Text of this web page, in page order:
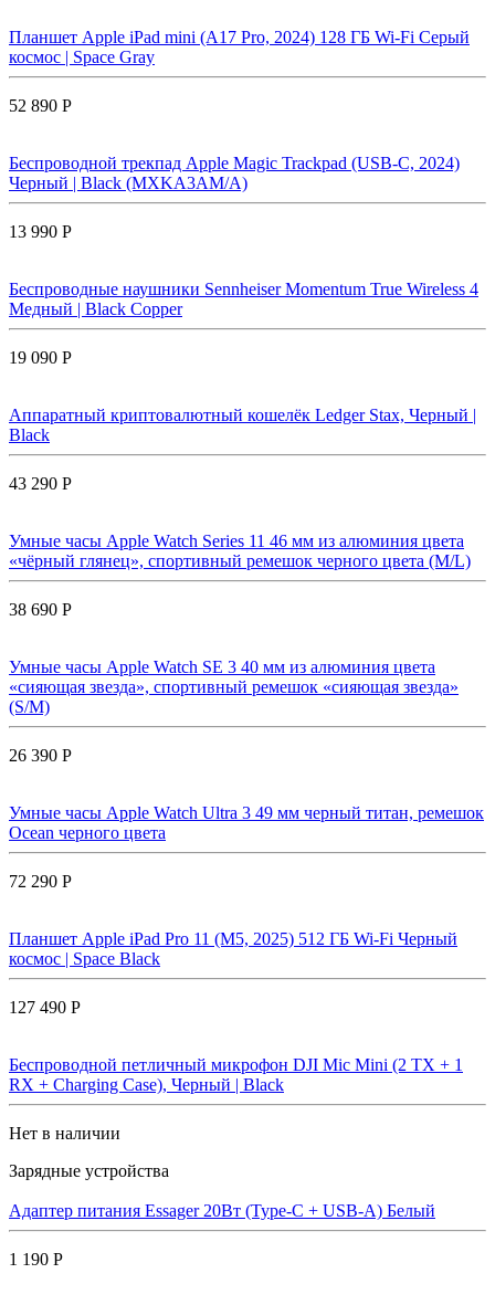
Планшет Apple iPad mini (A17 Pro, 2024) 128 ГБ Wi-Fi Cерый
космос | Space Gray
52 890 Р
Беспроводной трекпад Apple Magic Trackpad (USB-C, 2024)
Черный | Black (MXKA3AM/A)
13 990 Р
Беспроводные наушники Sennheiser Momentum True Wireless 4
Медный | Black Copper
19 090 Р
Аппаратный криптовалютный кошелёк Ledger Stax, Черный |
Black
43 290 Р
Умные часы Apple Watch Series 11 46 мм из алюминия цвета
«чёрный глянец», спортивный ремешок черного цвета (M/L)
38 690 Р
Умные часы Apple Watch SE 3 40 мм из алюминия цвета
«сияющая звезда», спортивный ремешок «сияющая звезда»
(S/M)
26 390 Р
Умные часы Apple Watch Ultra 3 49 мм черный титан, ремешок
Ocean черного цвета
72 290 Р
Планшет Apple iPad Pro 11 (M5, 2025) 512 ГБ Wi-Fi Черный
космос | Space Black
127 490 Р
Беспроводной петличный микрофон DJI Mic Mini (2 TX + 1
RX + Charging Case), Черный | Black
Нет в наличии
Зарядные устройства
Адаптер питания Essager 20Вт (Type-C + USB-A) Белый
1 190 Р